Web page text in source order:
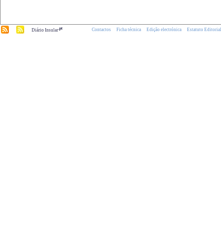
Diário Insular.pt Contactos Ficha técnica Edição electrónica Estatuto Editorial